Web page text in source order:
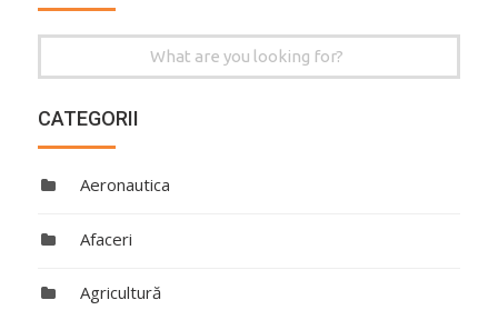
Search
CATEGORII
Aeronautica
Afaceri
Agricultură